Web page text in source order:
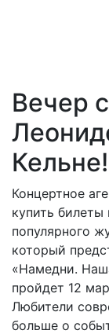
Вечер
Кельне!
Концертное
купить билеты
популярного
который
«Намедни.
пройдет 12
Любители
больше о